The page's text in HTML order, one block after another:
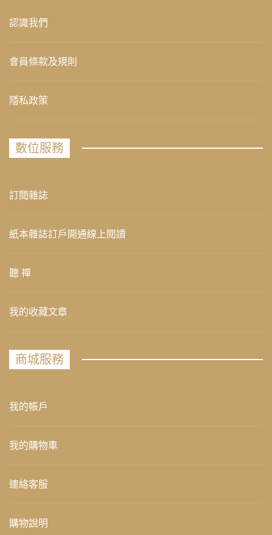
認識我們
會員條款及規則
隱私政策
數位服務
訂閱雜誌
紙本雜誌訂戶開通線上閱讀
聽 禪
我的收藏文章
商城服務
我的帳戶
我的購物車
連絡客服
購物說明